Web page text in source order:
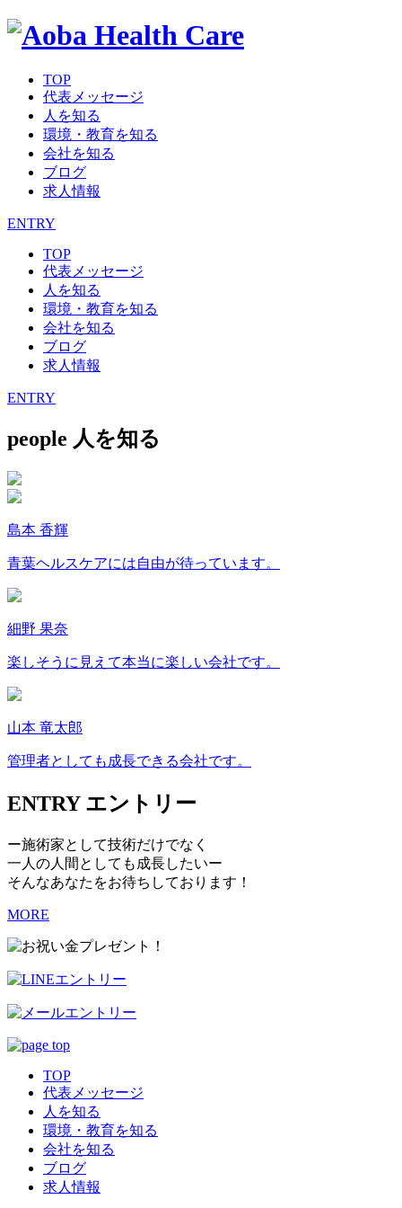
TOP
代表メッセージ
人を知る
環境・教育を知る
会社を知る
ブログ
求人情報
ENTRY
TOP
代表メッセージ
人を知る
環境・教育を知る
会社を知る
ブログ
求人情報
ENTRY
people 人を知る
島本 香輝
青葉ヘルスケアには自由が待っています。
細野 果奈
楽しそうに見えて本当に楽しい会社です。
山本 竜太郎
管理者としても成長できる会社です。
ENTRY エントリー
ー施術家として技術だけでなく
一人の人間としても成長したいー
そんなあなたをお待ちしております！
MORE
TOP
代表メッセージ
人を知る
環境・教育を知る
会社を知る
ブログ
求人情報